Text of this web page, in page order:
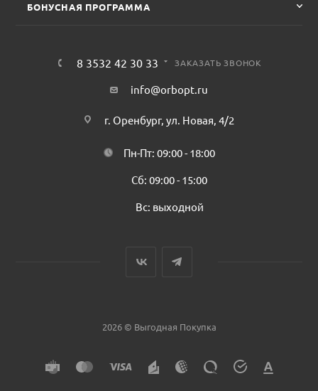
БОНУСНАЯ ПРОГРАММА
8 3532 42 30 33 ЗАКАЗАТЬ ЗВОНОК
info@orbopt.ru
г. Оренбург, ул. Новая, 4/2
Пн-Пт: 09:00 - 18:00
Сб: 09:00 - 15:00
Вс: выходной
2026 © Выгодная Покупка